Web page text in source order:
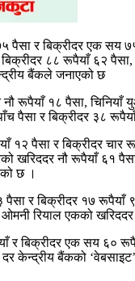
र बिक्रीदर एक सय
८८ रूपैयाँ ६२
बैंकले जनाएको छ
नौ रूपैयाँ १८ पैसा,
पैसा र बिक्रीदर ३८
१२ पैसा र बिक्रीदर
खरिददर नौ रूपैयाँ ६१
छ ।
र बिक्रीदर १७ रूपैयाँ
रियाल एकको
बिक्रीदर एक सय ६०
केन्द्रीय बैंकको